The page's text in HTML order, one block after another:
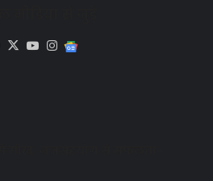
Facebook
X YouTubeInstagram